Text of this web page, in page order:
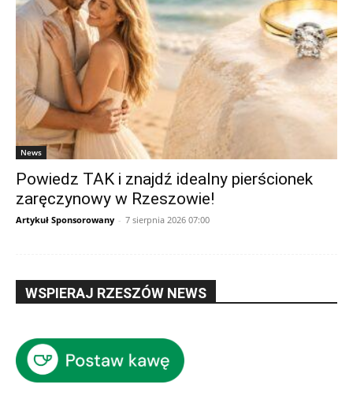
News
Powiedz TAK i znajdź idealny pierścionek
zaręczynowy w Rzeszowie!
Artykuł Sponsorowany - 7 sierpnia 2026 07:00
WSPIERAJ RZESZÓW NEWS